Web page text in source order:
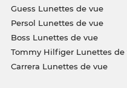
Guess Lunettes de vue
Persol Lunettes de vue
Boss Lunettes de vue
Tommy Hilfiger Lunettes de
Carrera Lunettes de vue